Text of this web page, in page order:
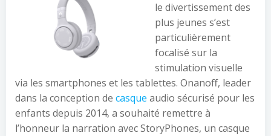
le divertissement des
plus jeunes s’est
particulièrement
focalisé sur la
stimulation visuelle
via les smartphones et les tablettes. Onanoff, leader
dans la conception de casque audio sécurisé pour les
enfants depuis 2014, a souhaité remettre à
l’honneur la narration avec StoryPhones, un casque